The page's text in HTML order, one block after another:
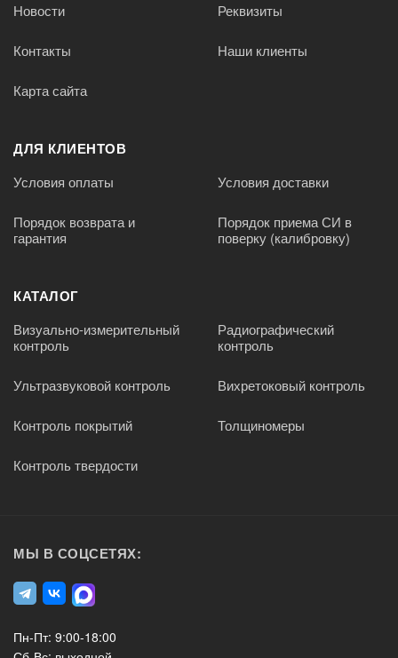
Новости Реквизиты
Контакты Наши клиенты
Карта сайта
ДЛЯ КЛИЕНТОВ
Условия оплаты Условия доставки
Порядок возврата и
гарантия
Порядок приема СИ в
поверку (калибровку)
КАТАЛОГ
Визуально-измерительный
контроль
Радиографический
контроль
Ультразвуковой контроль Вихретоковый контроль
Контроль покрытий Толщиномеры
Контроль твердости
МЫ В СОЦСЕТЯХ:
Пн-Пт: 9:00-18:00